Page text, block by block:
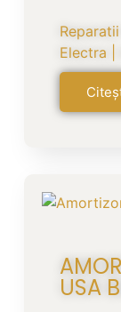
Electra |
USA